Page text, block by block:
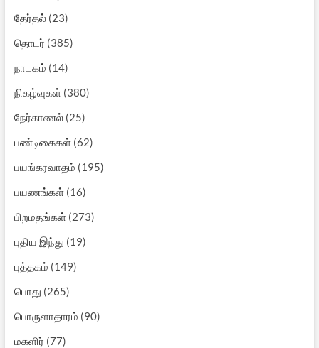
தேர்தல்(23)
தொடர் (385)
நாடகம் (14)
நிகழ்வுகள்(380)
நேர்காணல்(25)
பண்டிகைகள்(62)
பயங்கரவாதம் (195)
பயணங்கள்(16)
பிறமதங்கள்(273)
புதிய இந்து (19)
புத்தகம் (149)
பொது (265)
பொருளாதாரம் (90)
மகளிர் (77)